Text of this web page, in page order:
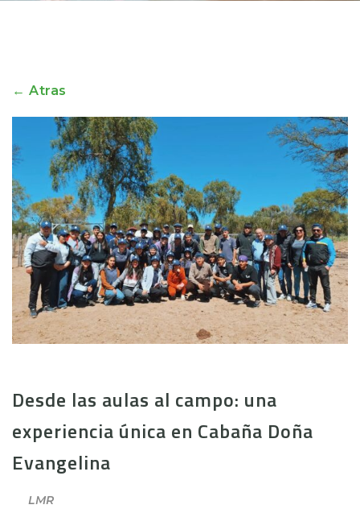
← Atras
Desde las aulas al campo: una
experiencia única en Cabaña Doña
Evangelina
LMR